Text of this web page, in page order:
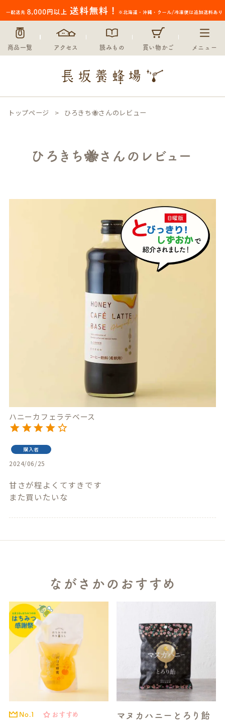
商品一覧 アクセス 読みもの 買い物かご メニュー
トップページ ひろきち🐝さんのレビュー
ひろきち🐝さんのレビュー
ハニーカフェラテベース
購入者
2024/06/25
甘さが程よくてすきです
また買いたいな
ながさかのおすすめ
No.1 おすすめ マヌカハニーとろり飴